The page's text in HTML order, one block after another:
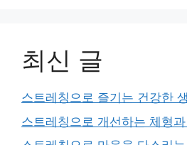
최신 글
스트레칭으로 즐기는 건강한
스트레칭으로 개선하는 체형